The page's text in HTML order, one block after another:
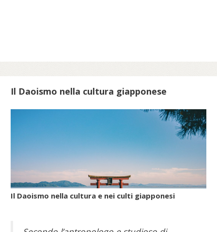
Il Daoismo nella cultura giapponese
Il Daoismo nella cultura e nei culti giapponesi